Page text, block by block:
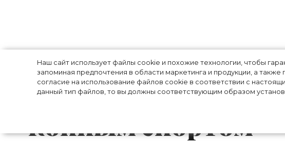
Наш сайт использует файлы cookie и похожие технологии, чтобы
запоминая предпочтения в области маркетинга и продукции, а
согласие на использование файлов cookie в соответствии с
данный тип файлов, то вы должны соответствующим образом
Женская
осень/зима 2022,
конным спортом